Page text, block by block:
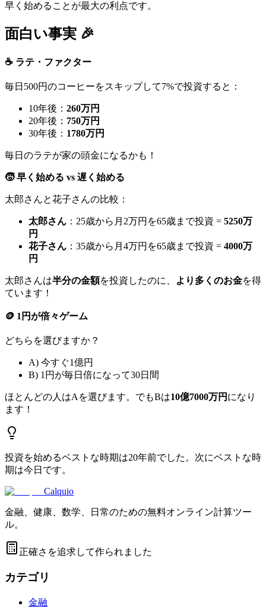
早く始めることが最大の利点です。
面白い事実 🎉
☕ ラテ・ファクター
毎日500円のコーヒーをスキップして7%で投資すると：
10年後： 260万円
20年後： 750万円
30年後： 1780万円
毎日のラテが家の頭金になるかも！
🧒 早く始める vs 遅く始める
太郎さんと花子さんの比較：
太郎さん ：25歳から月2万円を65歳まで投資 = 5250万
円
花子さん ：35歳から月4万円を65歳まで投資 = 4000万
円
太郎さんは半分の金額を投資したのに、 より多くのお金を得
ています！
🪙 1円が倍々ゲーム
どちらを選びますか？
A) 今すぐ1億円
B) 1円が毎日倍になって30日間
ほとんどの人はAを選びます。でもBは10億7000万円 になり
ます！
投資を始めるベストな時期は20年前でした。次にベストな時
期は今日です。
Calquio
金融、健康、数学、日常のための無料オンライン計算ツー
ル。
正確さを追求して作られました
カテゴリ
金融